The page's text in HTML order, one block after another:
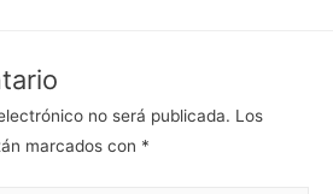
no será publicada. Los
marcados con *